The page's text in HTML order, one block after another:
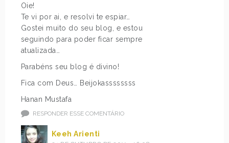
Oie!
Te vi por ai, e resolvi te espiar…
Gostei muito do seu blog, e estou
seguindo para poder ficar sempre
atualizada…
Parabéns seu blog é divino!
Fica com Deus… Beijokassssssss
Hanan Mustafa
RESPONDER ESSE COMENTÁRIO
Keeh Arienti